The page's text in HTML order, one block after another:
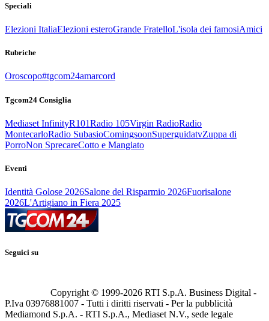
Speciali
Elezioni ItaliaElezioni esteroGrande FratelloL'isola dei famosiAmici
Rubriche
Oroscopo#tgcom24amarcord
Tgcom24 Consiglia
Mediaset InfinityR101Radio 105Virgin RadioRadio
MontecarloRadio SubasioComingsoonSuperguidatvZuppa di
PorroNon SprecareCotto e Mangiato
Eventi
Identità Golose 2026Salone del Risparmio 2026Fuorisalone
2026L'Artigiano in Fiera 2025
Seguici su
Copyright © 1999-2026 RTI S.p.A. Business Digital -
P.Iva 03976881007 - Tutti i diritti riservati - Per la pubblicità
Mediamond S.p.A. - RTI S.p.A., Mediaset N.V., sede legale